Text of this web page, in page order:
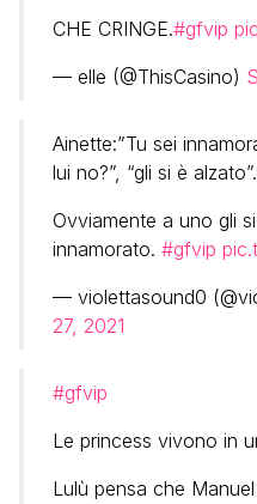
CHE CRINGE.#gfvip
— elle (@ThisCasino)
Ainette:”Tu sei
lui no?”, “gli si è alzato”.
Ovviamente a uno gli
innamorato. #gfvip
— violettasound0
27, 2021
#gfvip
Le princess vivono in
Lulù pensa che